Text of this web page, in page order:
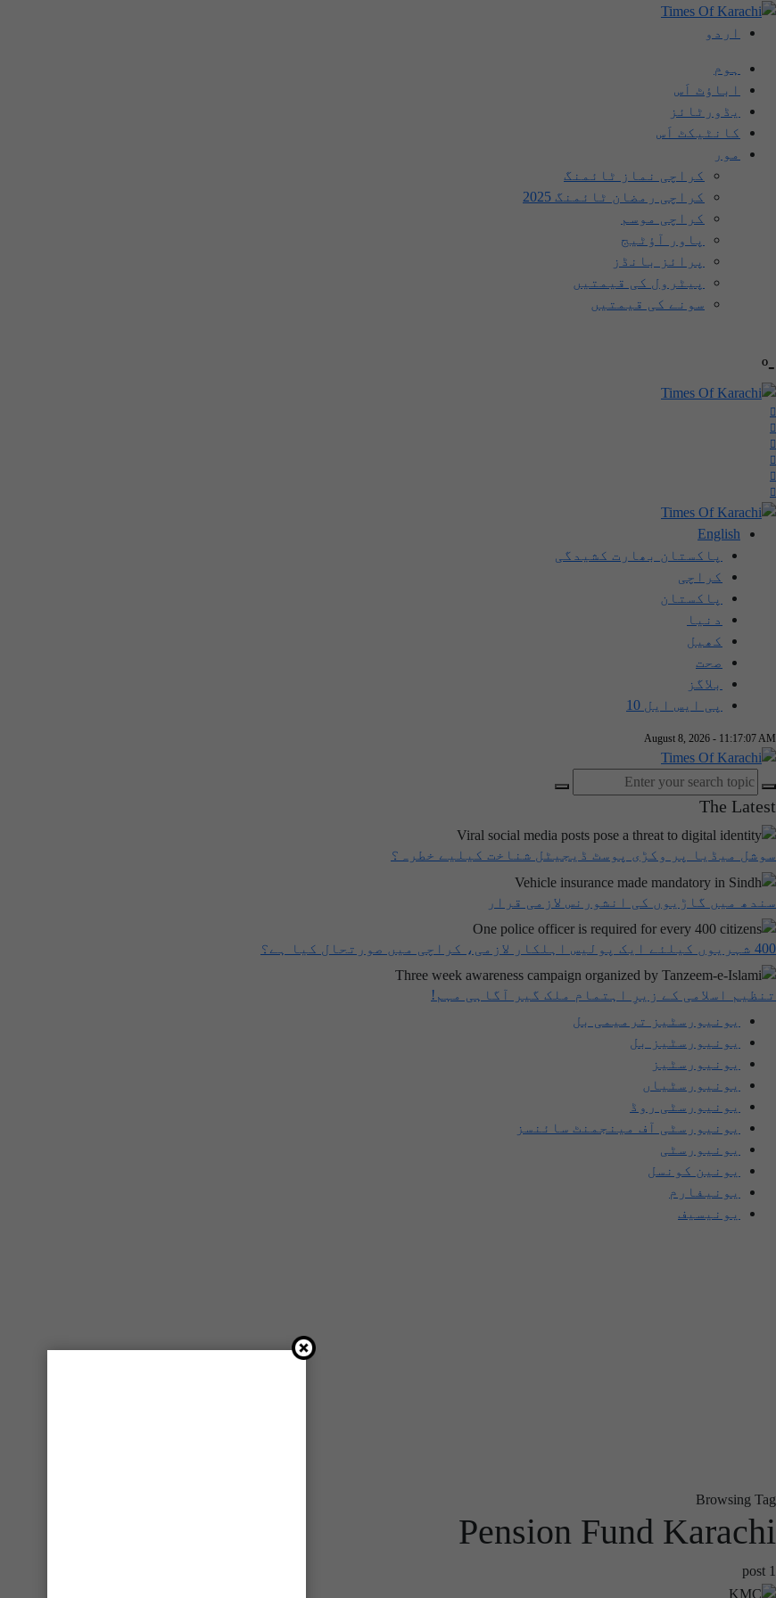
اردو
ہوم
اباؤٹ اَس
یڈورٹائز
کانٹیکٹ اَس
مور
کراچی نماز ٹائمنگ
کراچی رمضان ٹائمنگ 2025
کراچی موسم
پاور آؤٹیج
پرائز بانڈز
پیٹرول کی قیمتیں
سونے کی قیمتیں
-º
English
پاکستان بھارت کشیدگی
کراچی
پاکستان
دنیا
کھیل
صحت
بلاگز
پی ایس ایل 10
August 8, 2026 - 11:17:08 AM
The Latest
سوشل میڈیا پر وکڑی پوسٹ ڈیجیٹل شناخت کیلیے خطرہ؟
سندھ میں گاڑیوں کی انشورنس لازمی قرار
400 شہریوں کیلئے ایک پولیس اہلکار لازمی، کراچی میں صورتحال کیا ہے؟
تنظیم اسلامی کے زیرِ اہتمام ملک گیر آگاہی مہم!
یونیورسٹیز ترمیمی بل
یونیورسٹیز بل
یونیورسٹیز
یونیورسٹیاں
یونیورسٹی روڈ
یونیورسٹی آف مینجمنٹ سائنسز
یونیورسٹی
یونین کونسل
یونیفارم
یونیسیف
Browsing Tag
Pension Fund Karachi
1 post